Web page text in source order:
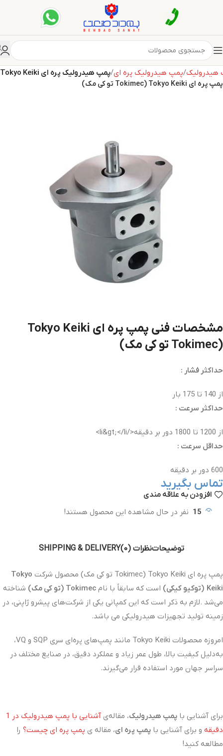
هیدرولیک پمپ هیدرولیک پره ای پمپ هیدرولیک پره ای Tokyo Keiki
پمپ پره ای Tokyo Keiki (Tokimec تو کی مک)
مشخصات فنی پمپ پره ای Tokyo Keiki
(Tokimec تو کی مک)
حداکثر فشار :
از 140 تا 175 بار
حداکثر سرعت :
از 1200 تا 1800 دور بر دقیقه</li&gt;</li>
حداقل سرعت :
600 دور بر دقیقه
تماس بگیرید
افزودن به علاقه مندی
15 نفر در حال مشاهده این محصول هستند!
توضیحاتنظرات (0) SHIPPING & DELIVERY
پمپ پره ای Tokyo Keiki (Tokimec تو کی مک) محصول شرکت
Tokyo
Keiki (توکیو کیکی) است که سابقاً با نام Tokimec (تو کی مک) شناخته
می‌شد .لازم به ذکر است که این کمپانی یکی از شرکت‌های پیشرو ژاپنی، در
زمینه تولید تجهیزات هیدرولیکی می باشد.
امروزه محصولات Tokyo Keiki مانند پمپ‌های پره‌ای سری SQP و VQ،
به‌دلیل کیفیت بالا، طول عمر زیاد و عملکرد دقیق، در صنایع مختلف در
سراسر جهان مورد استفاده قرار می‌گیرند.
برای آشنایی با پمپ هیدرولیک، مقاله‌ی
آشنایی با پمپ هیدرولیک در 1
دقیقه و برای آشنایی با پمپ پره ای، مقاله ی پمپ پره ای چیست؟ را
مطالعه کنید!